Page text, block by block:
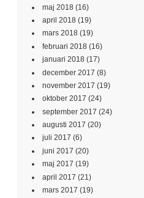
maj 2018 (16)
april 2018 (19)
mars 2018 (19)
februari 2018 (16)
januari 2018 (17)
december 2017 (8)
november 2017 (19)
oktober 2017 (24)
september 2017 (24)
augusti 2017 (20)
juli 2017 (6)
juni 2017 (20)
maj 2017 (19)
april 2017 (21)
mars 2017 (19)